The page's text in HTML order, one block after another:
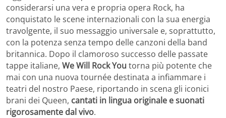
considerarsi una vera e propria opera Rock, ha
conquistato le scene internazionali con la sua energia
travolgente, il suo messaggio universale e, soprattutto,
con la potenza senza tempo delle canzoni della band
britannica. Dopo il clamoroso successo delle passate
tappe italiane, We Will Rock You torna più potente che
mai con una nuova tournée destinata a infiammare i
teatri del nostro Paese, riportando in scena gli iconici
brani dei Queen, cantati in lingua originale e suonati
rigorosamente dal vivo.